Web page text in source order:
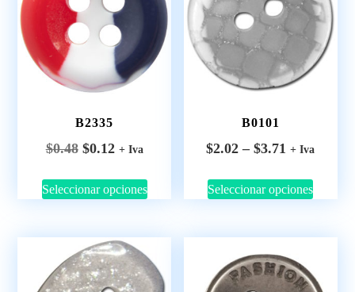
B2335
$0.48 $0.12 + Iva
Seleccionar opciones
B0101
$2.02 – $3.71 + Iva
Seleccionar opciones